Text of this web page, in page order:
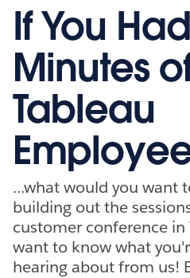
If You
Minutes
Tableau
...what would you want
building out the
customer conference
want to know what
hearing about from us!